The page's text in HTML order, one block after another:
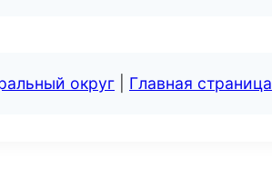
округ Главная страница